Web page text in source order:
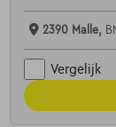
2390 Malle,
Vergelijk